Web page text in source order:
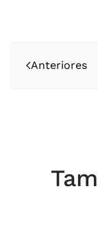
Anteriores